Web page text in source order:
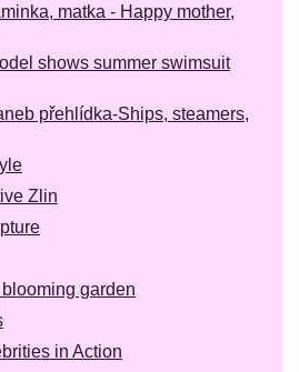
matka - Happy mother,
shows summer swimsuit
přehlídka-Ships, steamers,
Zlin
garden
in Action